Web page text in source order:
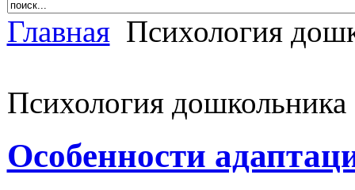
Главная Психология
Психология дошкольника
Особенности